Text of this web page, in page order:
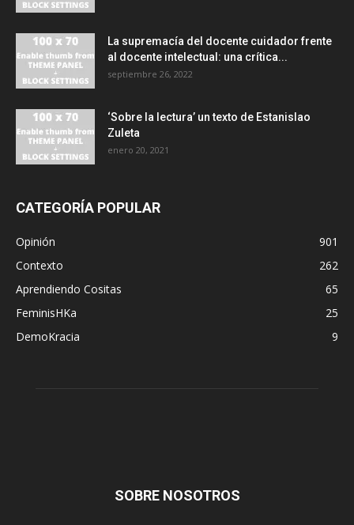
La supremacía del docente cuidador frente
al docente intelectual: una crítica...
septiembre 26, 2022
‘Sobre la lectura’ un texto de Estanislao
Zuleta
enero 20, 2021
CATEGORÍA POPULAR
Opinión
901
Contexto
262
Aprendiendo Cositas
65
FeminisHKa
25
DemoKracia
9
SOBRE NOSOTROS